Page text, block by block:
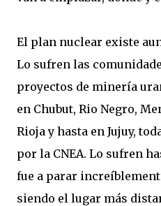
El plan nuclear existe
Lo sufren las
proyectos de minería
en Chubut, Rio Negro,
Rioja y hasta en Jujuy,
por la CNEA. Lo sufren
fue a parar
siendo el lugar más